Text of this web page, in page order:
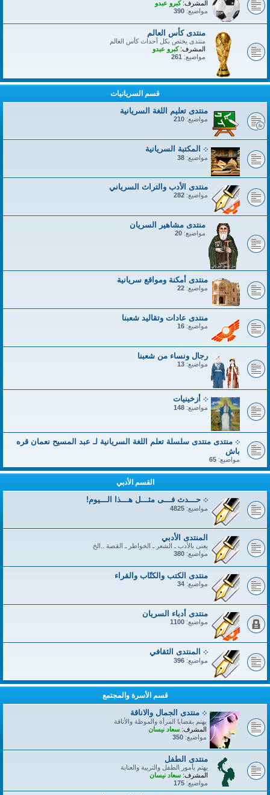
المشرف: كبرو عبدو
مواضيع: 390
منتدى كأس العالم
منتدى يختص بكل أحداث كأس العالم
المشرف: كبرو عبدو
مواضيع: 261
قسم السريانيات
منتدى تعليم اللغة السريانية
مواضيع: 210
܀ المكتبة السريانية
مواضيع: 38
منتدى الأدب والتراث السرياني
مواضيع: 282
منتدى مشاهير السريان
مواضيع: 20
منتدى أمكنة ومواقع سريانية
مواضيع: 22
منتدى عادات وتقاليد شعبنا
مواضيع: 16
رجال ونساء من شعبنا
مواضيع: 13
܀ أزخينيات
مواضيع: 148
܀ منتدى منتدى سلسلة تعلم اللغة السريانية لـ عبد المسيح نعمان قره
باش
مواضيع: 65
القسم الأدبي
܀ حـــدث فـــى مثـــل هـــذا الـــيوم!
مواضيع: 4825
المنتدى الأدبي
يعنى بالأدب ـ الشعر ـ الخواطر ـ القصة ..الخ
مواضيع: 380
منتدى الكتب والكتّاب والقراء
مواضيع: 34
منتدى أدباء السريان
مواضيع: 1100
܀ المنتدى الثقافي
مواضيع: 396
قسم الأسرة والمجتمع
܀ منتدى الجمال والاناقة
يهتم بقضايا المرأة والموظة والأناقة
المشرف: سعاد نيسان
مواضيع: 350
منتدى الطفل
يهتم بأمور الطفل والتربية والعناية
المشرف: سعاد نيسان
مواضيع: 175